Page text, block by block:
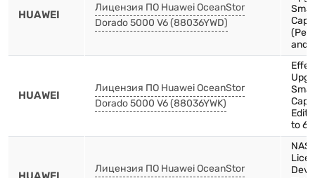
HUAWEI
Лицензия ПО Huawei OceanStor
Dorado 5000 V6 (88036YWD)
(Per
and
HUAWEI
Лицензия ПО Huawei OceanStor
Dorado 5000 V6 (88036YWK)
to
Лицензия ПО Huawei OceanStor
NAS